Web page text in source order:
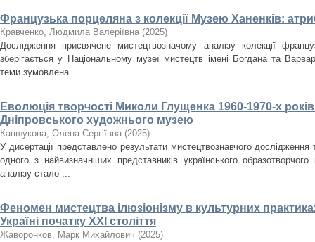
Французька порцеляна з колекції Музею Ханенків:
Кравченко, Людмила Валеріївна (2025)
Дослідження присвячене мистецтвозначому аналізу колекції
зберігається у Національному музеї мистецтв імені Богдана та
теми зумовлена ...
Еволюція творчості Миколи Глущенка 1960-1970-х
Дніпровського художнього музею
Капшукова, Олена Сергіївна (2025)
У дисертації представлено результати мистецтвознавчого
одного з найвизначніших представників українського
аналізу стало ...
Феномен мистецтва ілюзіонізму в культурних
Україні початку ХХІ століття
Жаворонков, Марк Михайлович (2025)